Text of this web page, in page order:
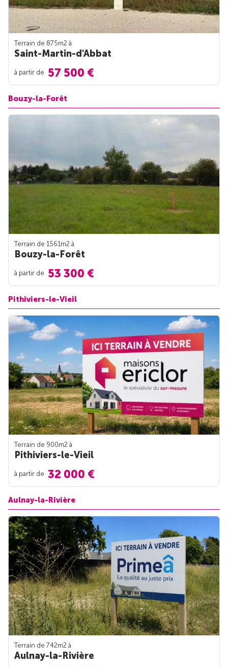
Terrain de 875m2 à
Saint-Martin-d'Abbat
à partir de 57 500 €
Bouzy-la-Forêt
Terrain de 1561m2 à
Bouzy-la-Forêt
à partir de 53 300 €
Pithiviers-le-Vieil
Terrain de 900m2 à
Pithiviers-le-Vieil
à partir de 32 000 €
Aulnay-la-Rivière
Terrain de 742m2 à
Aulnay-la-Rivière